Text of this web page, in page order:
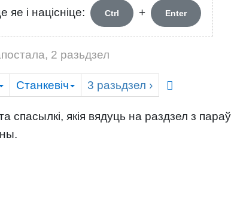
і націсніце: Ctrl + Enter
2 разьдзел
Станкевіч 3 разьдзел ›
якія вядуць на раздзел з